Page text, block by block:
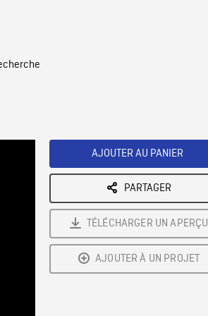
AJOUTER AU PANIER
PARTAGER
TÉLÉCHARGER UN APERÇU
AJOUTER À UN PROJET